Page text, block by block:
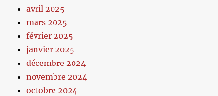
avril 2025
mars 2025
février 2025
janvier 2025
décembre 2024
novembre 2024
octobre 2024